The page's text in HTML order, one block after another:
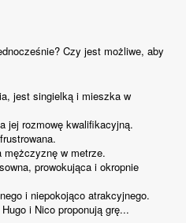
Czy jest możliwe, aby
jest singielką i mieszka w
jej rozmowę kwalifikacyjną.
mężczyznę w metrze.
prowokująca i okropnie
i niepokojąco atrakcyjnego.
i Nico proponują grę...